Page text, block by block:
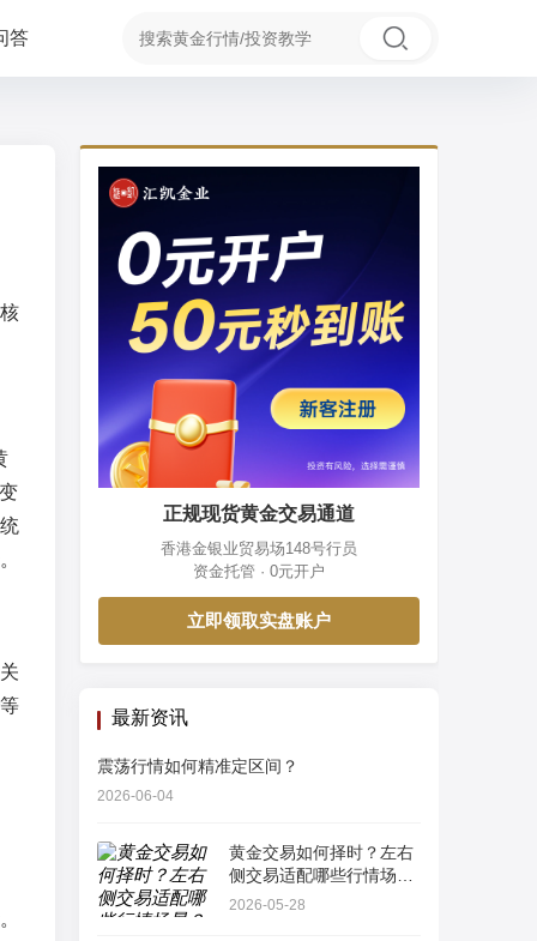
答
正规现货黄金交易通道
香港金银业贸易场148号行员
资金托管 · 0元开户
立即领取实盘账户
最新资讯
震荡行情如何精准定区间？
2026-06-04
黄金交易如何择时？左右
侧交易适配哪些行情场
景？
2026-05-28